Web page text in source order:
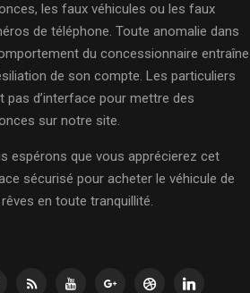
les faux véhicules ou les faux
de téléphone. Toute anomalie dans
du concessionnaire entraîne
de son compte. Les particuliers
pas d’interface pour mettre des
sur notre site.
espérons que vous apprécierez cet
sécurisé pour acheter le véhicule de
en toute tranquillité.